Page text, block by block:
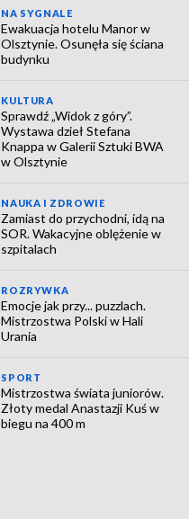
NA SYGNALE
Ewakuacja hotelu Manor w
Olsztynie. Osunęła się ściana
budynku
KULTURA
Sprawdź „Widok z góry”.
Wystawa dzieł Stefana
Knappa w Galerii Sztuki BWA
w Olsztynie
NAUKA I ZDROWIE
Zamiast do przychodni, idą na
SOR. Wakacyjne oblężenie w
szpitalach
ROZRYWKA
Emocje jak przy... puzzlach.
Mistrzostwa Polski w Hali
Urania
SPORT
Mistrzostwa świata juniorów.
Złoty medal Anastazji Kuś w
biegu na 400 m